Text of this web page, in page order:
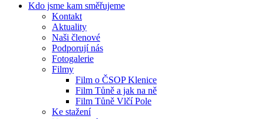
Kdo jsme kam směřujeme
Kontakt
Aktuality
Naši členové
Podporují nás
Fotogalerie
Filmy
Film o ČSOP Klenice
Film Tůně a jak na ně
Film Tůně Vlčí Pole
Ke stažení